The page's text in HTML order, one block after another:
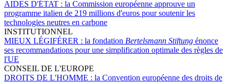
AIDES D'ÉTAT : la Commission européenne approuve un
programme italien de 219 millions d'euros pour soutenir les
technologies neutres en carbone
INSTITUTIONNEL
MIEUX LÉGIFÉRER : la fondation Bertelsmann Stiftung énonce
ses recommandations pour une simplification optimale des règles de
l'UE
CONSEIL DE L'EUROPE
DROITS DE L'HOMME : la Convention européenne des droits de